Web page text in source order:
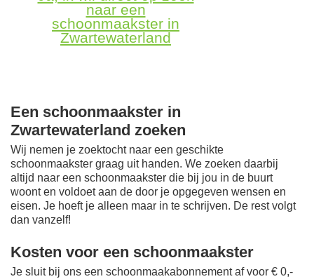
naar een
schoonmaakster in
Zwartewaterland
Een schoonmaakster in
Zwartewaterland zoeken
Wij nemen je zoektocht naar een geschikte
schoonmaakster graag uit handen. We zoeken daarbij
altijd naar een schoonmaakster die bij jou in de buurt
woont en voldoet aan de door je opgegeven wensen en
eisen. Je hoeft je alleen maar in te schrijven. De rest volgt
dan vanzelf!
Kosten voor een schoonmaakster
Je sluit bij ons een schoonmaakabonnement af voor € 0,-